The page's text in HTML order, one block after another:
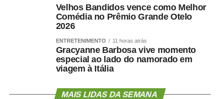
Velhos Bandidos vence como Melhor
Comédia no Prêmio Grande Otelo
2026
ENTRETENIMENTO 11 horas atrás
Gracyanne Barbosa vive momento
especial ao lado do namorado em
viagem à Itália
MAIS LIDAS DA SEMANA